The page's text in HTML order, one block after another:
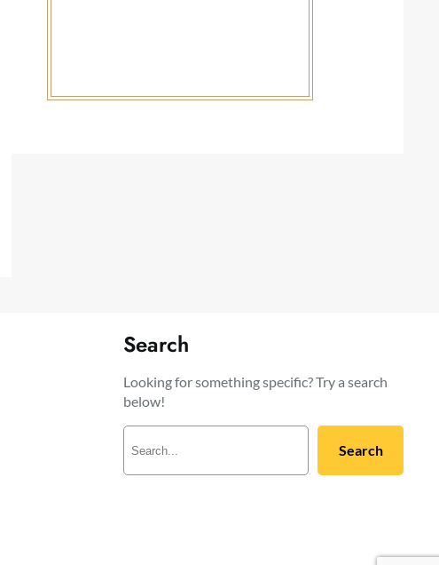
Search
Looking for something specific? Try a search
below!
Search